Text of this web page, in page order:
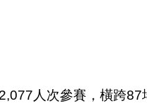
人次參賽，橫跨